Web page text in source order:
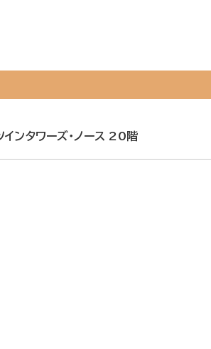
ンタワーズ・ノース 20階